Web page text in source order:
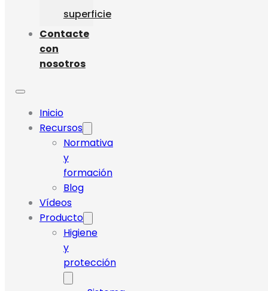
superficie
Contacte
con
nosotros
Inicio
Recursos
Normativa
y
formación
Blog
Vídeos
Producto
Higiene
y
protección